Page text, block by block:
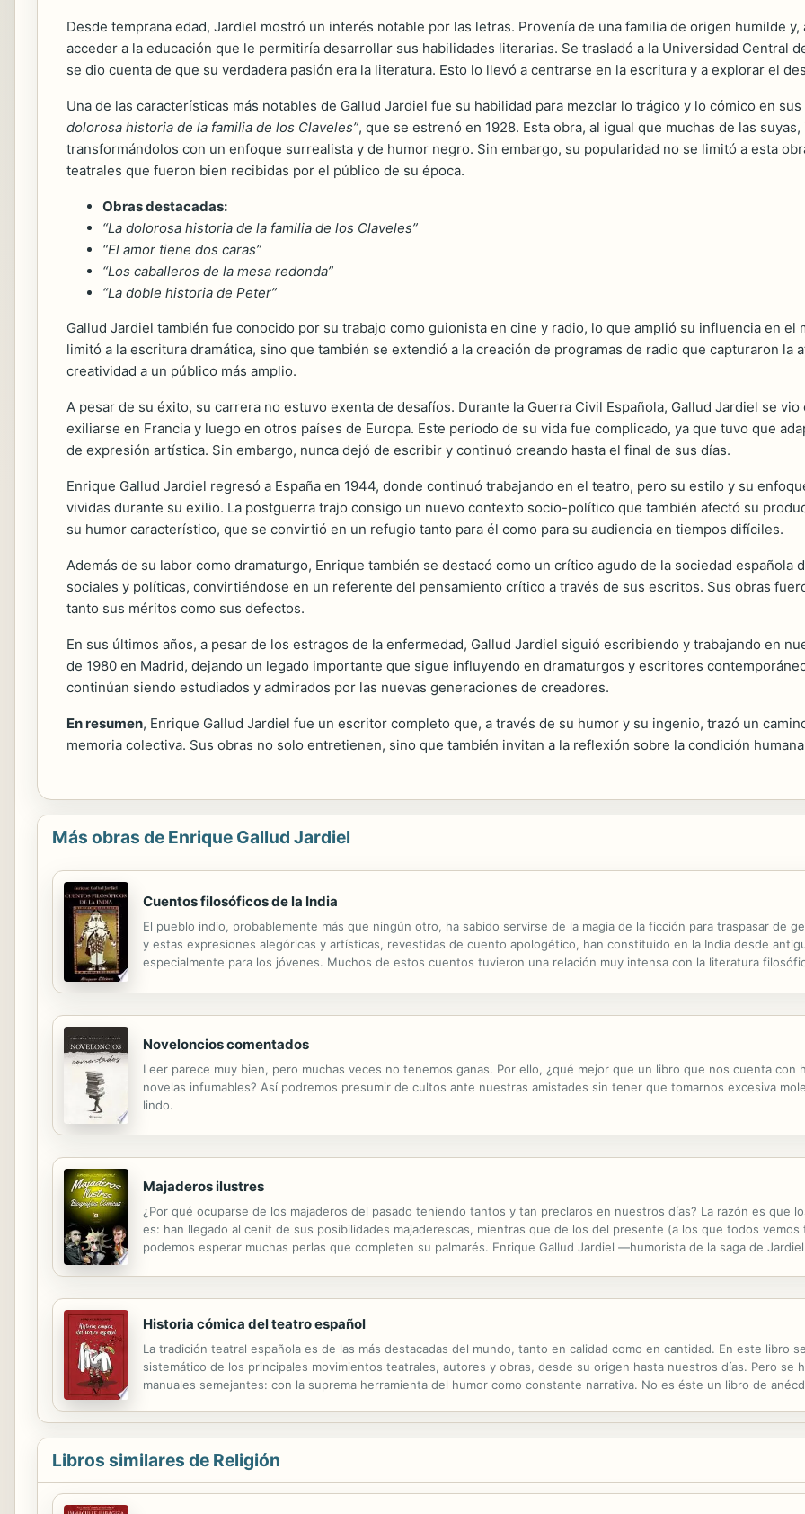
Desde temprana edad, Jardiel mostró un interés notable por las letras. Provenía de una familia de origen humilde
acceder a la educación que le permitiría desarrollar sus habilidades literarias. Se trasladó a la Universidad Central
se dio cuenta de que su verdadera pasión era la literatura. Esto lo llevó a centrarse en la escritura y a explorar el
Una de las características más notables de Gallud Jardiel fue su habilidad para mezclar lo trágico y lo cómico en
dolorosa historia de la familia de los Claveles”, que se estrenó en 1928. Esta obra, al igual que muchas de las
transformándolos con un enfoque surrealista y de humor negro. Sin embargo, su popularidad no se limitó a esta
teatrales que fueron bien recibidas por el público de su época.
Obras destacadas:
“La dolorosa historia de la familia de los Claveles”
“El amor tiene dos caras”
“Los caballeros de la mesa redonda”
“La doble historia de Peter”
Gallud Jardiel también fue conocido por su trabajo como guionista en cine y radio, lo que amplió su influencia en
limitó a la escritura dramática, sino que también se extendió a la creación de programas de radio que capturaron la
creatividad a un público más amplio.
A pesar de su éxito, su carrera no estuvo exenta de desafíos. Durante la Guerra Civil Española, Gallud Jardiel se
exiliarse en Francia y luego en otros países de Europa. Este período de su vida fue complicado, ya que tuvo que
de expresión artística. Sin embargo, nunca dejó de escribir y continuó creando hasta el final de sus días.
Enrique Gallud Jardiel regresó a España en 1944, donde continuó trabajando en el teatro, pero su estilo y su
vividas durante su exilio. La postguerra trajo consigo un nuevo contexto socio-político que también afectó su
su humor característico, que se convirtió en un refugio tanto para él como para su audiencia en tiempos difíciles.
Además de su labor como dramaturgo, Enrique también se destacó como un crítico agudo de la sociedad española
sociales y políticas, convirtiéndose en un referente del pensamiento crítico a través de sus escritos. Sus obras
tanto sus méritos como sus defectos.
En sus últimos años, a pesar de los estragos de la enfermedad, Gallud Jardiel siguió escribiendo y trabajando en
de 1980 en Madrid, dejando un legado importante que sigue influyendo en dramaturgos y escritores
continúan siendo estudiados y admirados por las nuevas generaciones de creadores.
En resumen, Enrique Gallud Jardiel fue un escritor completo que, a través de su humor y su ingenio, trazó un
memoria colectiva. Sus obras no solo entretienen, sino que también invitan a la reflexión sobre la condición
Más obras de Enrique Gallud Jardiel
Cuentos filosóficos de la India
El pueblo indio, probablemente más que ningún otro, ha sabido servirse de la magia de la ficción para traspasar de
y estas expresiones alegóricas y artísticas, revestidas de cuento apologético, han constituido en la India desde
especialmente para los jóvenes. Muchos de estos cuentos tuvieron una relación muy intensa con la literatura
Noveloncios comentados
Leer parece muy bien, pero muchas veces no tenemos ganas. Por ello, ¿qué mejor que un libro que nos cuenta
novelas infumables? Así podremos presumir de cultos ante nuestras amistades sin tener que tomarnos excesiva
lindo.
Majaderos ilustres
¿Por qué ocuparse de los majaderos del pasado teniendo tantos y tan preclaros en nuestros días? La razón es que
es: han llegado al cenit de sus posibilidades majaderescas, mientras que de los del presente (a los que todos
podemos esperar muchas perlas que completen su palmarés. Enrique Gallud Jardiel —humorista de la saga de
Historia cómica del teatro español
La tradición teatral española es de las más destacadas del mundo, tanto en calidad como en cantidad. En este libro
sistemático de los principales movimientos teatrales, autores y obras, desde su origen hasta nuestros días. Pero se
manuales semejantes: con la suprema herramienta del humor como constante narrativa. No es éste un libro de
Libros similares de Religión